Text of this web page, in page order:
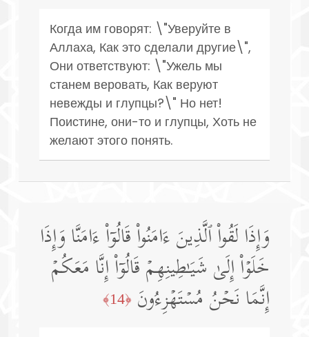
Когда им говорят: \"Уверуйте в
Аллаха, Как это сделали другие\",
Они ответствуют: \"Ужель мы
станем веровать, Как веруют
невежды и глупцы?\" Но нет!
Поистине, они-то и глупцы, Хоть не
желают этого понять.
وَإِذَا لَقُوا۟ ٱلَّذِینَ ءَامَنُوا۟ قَالُوۤا۟ ءَامَنَّا وَإِذَا
خَلَوۡا۟ إِلَىٰ شَیَـٰطِینِهِمۡ قَالُوۤا۟ إِنَّا مَعَكُمۡ
إِنَّمَا نَحۡنُ مُسۡتَهۡزِءُونَ ﴿14﴾